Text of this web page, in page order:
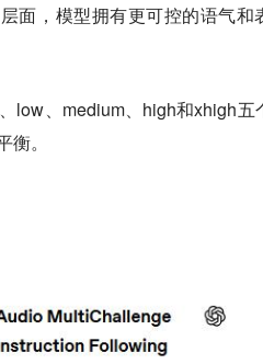
面，模型拥有更可控的语气和
low、medium、high和xhigh五
。